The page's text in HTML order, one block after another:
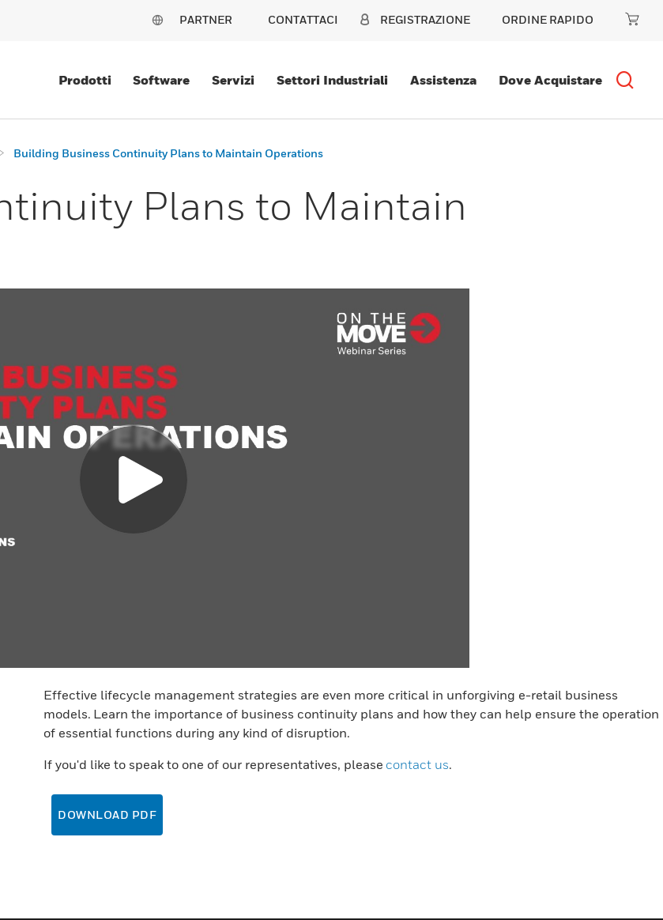
PARTNER CONTATTACI REGISTRAZIONE ORDINE RAPIDO
Prodotti Software Servizi Settori Industriali Assistenza Dove Acquistare
Building Business Continuity Plans to Maintain Operations
Plans to Maintain
Effective lifecycle management strategies are even more critical in unforgiving e-retail business
models. Learn the importance of business continuity plans and how they can help ensure the operation
of essential functions during any kind of disruption.
If you'd like to speak to one of our representatives, please contact us.
DOWNLOAD PDF